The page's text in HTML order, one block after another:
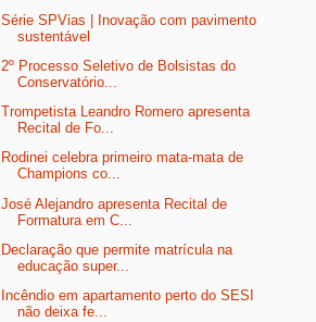
Série SPVias | Inovação com pavimento
sustentável
2º Processo Seletivo de Bolsistas do
Conservatório...
Trompetista Leandro Romero apresenta
Recital de Fo...
Rodinei celebra primeiro mata-mata de
Champions co...
José Alejandro apresenta Recital de
Formatura em C...
Declaração que permite matrícula na
educação super...
Incêndio em apartamento perto do SESI
não deixa fe...